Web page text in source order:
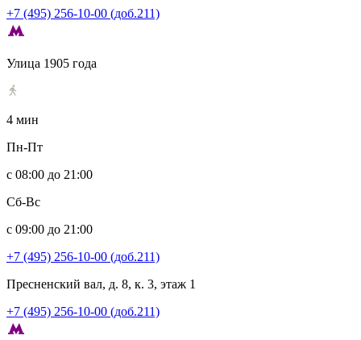
+7 (495) 256-10-00 (доб.211)
Улица 1905 года
4 мин
Пн-Пт
с 08:00 до 21:00
Сб-Вс
с 09:00 до 21:00
+7 (495) 256-10-00 (доб.211)
Пресненский вал, д. 8, к. 3, этаж 1
+7 (495) 256-10-00 (доб.211)